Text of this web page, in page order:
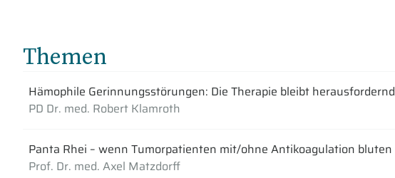
Themen
Hämophile Gerinnungsstörungen: Die Therapie bleibt herausfordernd
PD Dr. med. Robert Klamroth
Panta Rhei – wenn Tumorpatienten mit/ohne Antikoagulation bluten
Prof. Dr. med. Axel Matzdorff